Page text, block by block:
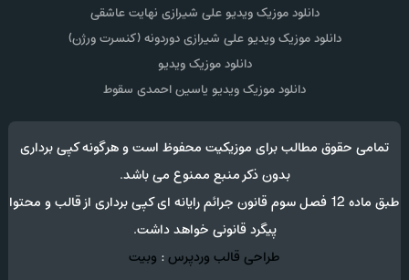
دانلود موزیک ویدیو علی شیرازی نهایت عاشقی
دانلود موزیک ویدیو علی شیرازی دوردونه (کنسرت ورژن)
دانلود موزیک ویدیو
دانلود موزیک ویدیو یاسین احمدی سقوط
تمامی حقوق مطالب برای موزیکیت محفوظ است و هرگونه کپی برداری
بدون ذکر منبع ممنوع می باشد.
طبق ماده 12 فصل سوم قانون جرائم رایانه ای کپی برداری از قالب و محتوا
پیگرد قانونی خواهد داشت.
طراحی قالب وردپرس: وبیت